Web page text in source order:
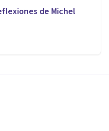
de Michel